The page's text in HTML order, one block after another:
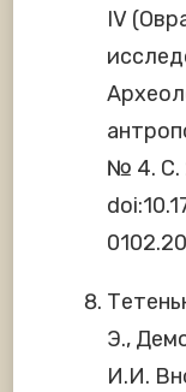
IV
№ 4. С.
Э.,
И.И.